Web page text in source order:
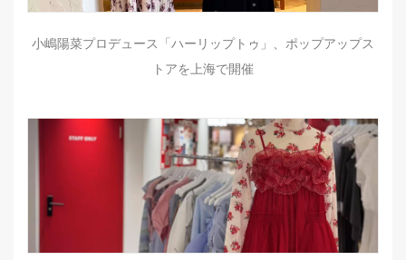
小嶋陽菜プロデュース「ハーリップトゥ」、ポップアップス
トアを上海で開催